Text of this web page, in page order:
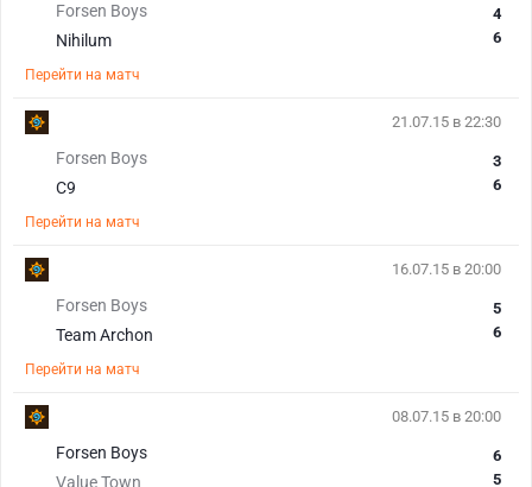
Forsen Boys
Nihilum
4
6
Перейти на матч
21.07.15 в 22:30
Forsen Boys
C9
3
6
Перейти на матч
16.07.15 в 20:00
Forsen Boys
Team Archon
5
6
Перейти на матч
08.07.15 в 20:00
Forsen Boys
Value Town
6
5